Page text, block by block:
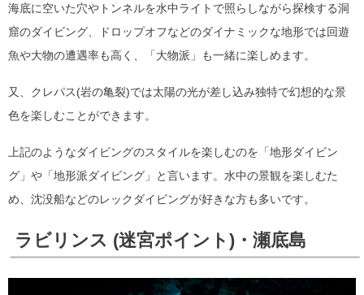
海底に空いた穴やトンネルを水中ライトで照らしながら探検する洞
窟のダイビング、ドロップオフなどのダイナミックな地形では回遊
魚や大物の遭遇率も高く、「大物派」も一緒に楽しめます。
又、クレパス(岩の亀裂)では太陽の光が差し込み独特で幻想的な景
色を楽しむことができます。
上記のようなダイビングのスタイルを楽しむのを「地形ダイビン
グ」や「地形派ダイビング」と言います。水中の景観を楽しむた
め、沈没船などのレックダイビングが好きな方も多いです。
ラビリンス (迷宮ポイント)・瀬底島